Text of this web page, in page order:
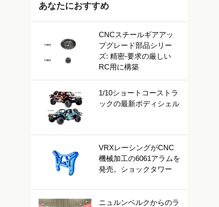
あなたにおすすめ
CNCスチールギアアッ
プグレード部品シリー
ズ: 精密-要求の厳しい
RC用に構築
1/10ショートコーストラ
ックの最新ボディシェル
VRXレーシングがCNC
機械加工の6061アラムを
発売。ショックタワー
ニュルンベルクからのラ